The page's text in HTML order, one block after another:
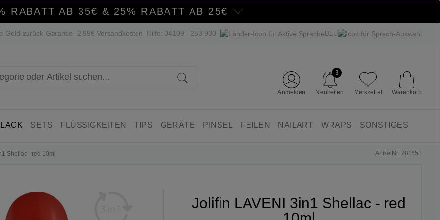
RABATT AB 35€ & 25% RABATT AB 25€
Geld-zurück-Garantie 2,99€ Versandkosten Hilfe: 04109 - 253 930 DEU
Anmelden Neuheiten
3
Merkzettel Warenkorb
SETS FLÜSSIGKEITEN TIPS GERÄTE PINSEL FEILEN NAILART WRAPS SONSTIGES
Shellac - red 10ml ArtikelNr: 28165T
Jolifin LAVENI 3in1 Shellac - red